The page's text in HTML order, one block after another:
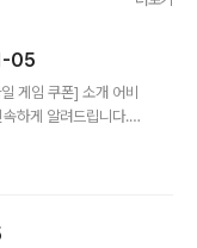
카페 25-01-05
폰] 소개 어비
하게 알려드립니다.